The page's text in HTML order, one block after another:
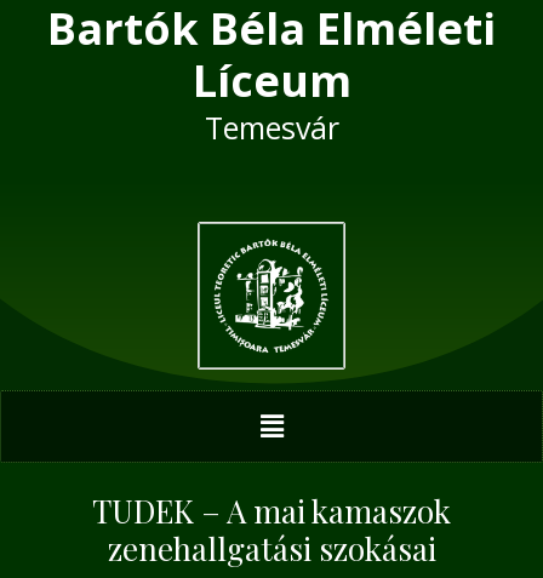
Bartók Béla Elméleti
Líceum
Temesvár
Menu
TUDEK – A mai kamaszok
zenehallgatási szokásai
Post
navigation